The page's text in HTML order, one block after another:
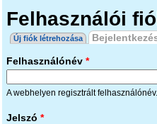
Felhasználói
Elsődleges fülek
Új fiók létrehozása
Felhasználónév *
A webhelyen regisztrált felhasználónév.
Jelszó *